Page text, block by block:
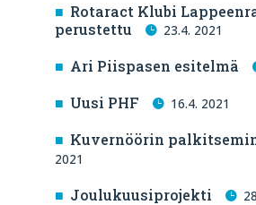
Rotaract Klubi
perustettu
23.4. 2021
Ari Piispasen esitelmä
Uusi PHF 16.4. 2021
Kuvernöörin
2021
Joulukuusiprojekti